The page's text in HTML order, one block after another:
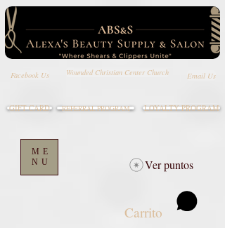
Facebook Us Wounded Christian Center Church Email Us
ME
NU
LOYALTY PROGRAM
Carrito
GIFT CARD REFERRAL PROGRAM
Ver puntos